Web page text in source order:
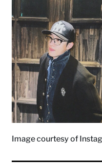
Image courtesy of